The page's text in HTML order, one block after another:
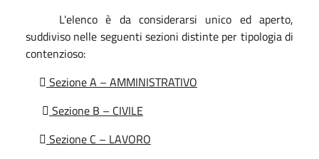
L'elenco è da considerarsi unico ed aperto,
suddiviso nelle seguenti sezioni distinte per tipologia di
contenzioso:
 Sezione A – AMMINISTRATIVO
 Sezione B – CIVILE
 Sezione C – LAVORO